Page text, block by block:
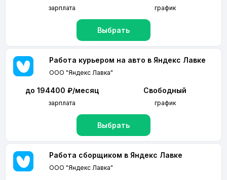
зарплата график
Выбрать
Работа курьером на авто в Яндекс Лавке
ООО "Яндекс Лавка"
до 194400 ₽/месяц
зарплата
Свободный
график
Выбрать
Работа сборщиком в Яндекс Лавке
ООО "Яндекс Лавка"